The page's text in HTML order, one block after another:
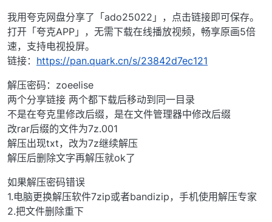
我用夸克网盘分享了「ado25022」，点击链接即可保存。
打开「夸克APP」，无需下载在线播放视频，畅享原画5倍
速，支持电视投屏。
链接： https://pan.quark.cn/s/23842d7ec121
解压密码：zoeelise
两个分享链接 两个都下载后移动到同一目录
不是在夸克里修改后缀，是在文件管理器中修改后缀
改rar后缀的文件为7z.001
解压出现txt，改为7z继续解压
解压后删除文字再解压就ok了
如果解压密码错误
1.电脑更换解压软件7zip或者bandizip，手机使用解压专家
2.把文件删除重下